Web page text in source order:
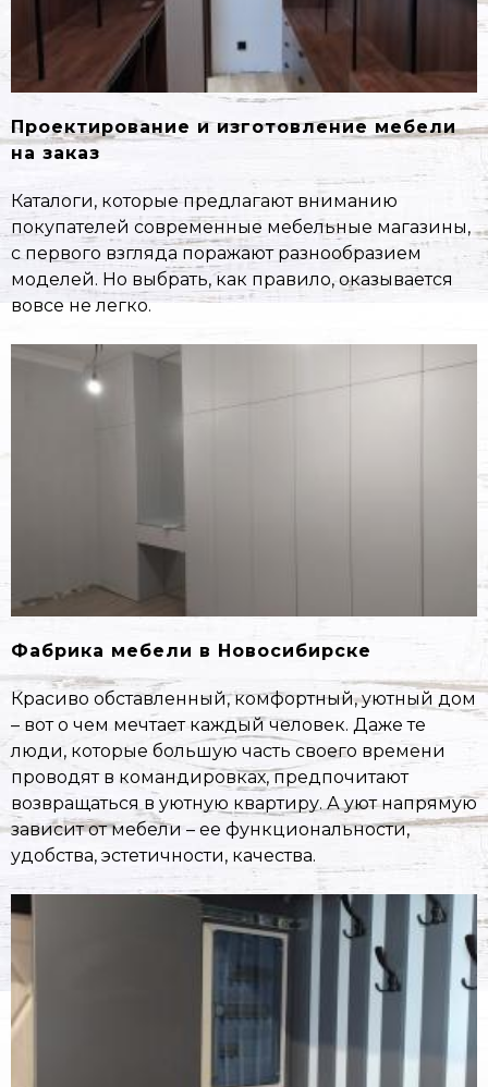
Проектирование и изготовление мебели
на заказ
Каталоги, которые предлагают вниманию
покупателей современные мебельные магазины,
с первого взгляда поражают разнообразием
моделей. Но выбрать, как правило, оказывается
вовсе не легко.
Фабрика мебели в Новосибирске
Красиво обставленный, комфортный, уютный дом
– вот о чем мечтает каждый человек. Даже те
люди, которые большую часть своего времени
проводят в командировках, предпочитают
возвращаться в уютную квартиру. А уют напрямую
зависит от мебели – ее функциональности,
удобства, эстетичности, качества.